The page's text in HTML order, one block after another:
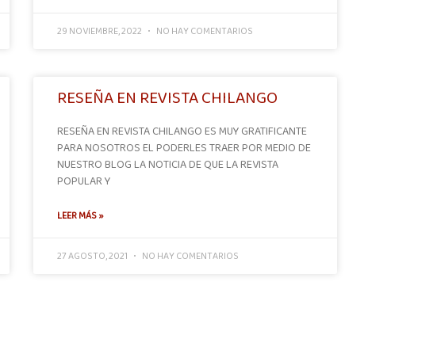
29 NOVIEMBRE, 2022 NO HAY COMENTARIOS
RESEÑA EN REVISTA CHILANGO
RESEÑA EN REVISTA CHILANGO ES MUY GRATIFICANTE
PARA NOSOTROS EL PODERLES TRAER POR MEDIO DE
NUESTRO BLOG LA NOTICIA DE QUE LA REVISTA
POPULAR Y
LEER MÁS »
27 AGOSTO, 2021 NO HAY COMENTARIOS